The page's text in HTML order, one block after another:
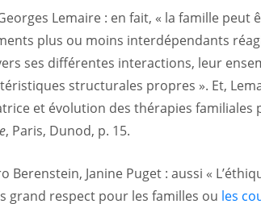
Lemaire : en fait, « la famille
plus ou moins interdépendants
ses différentes interactions, leur
structurales propres ». Et,
et évolution des thérapies familiales
, Paris, Dunod, p. 15.
Berenstein, Janine Puget : aussi «
grand respect pour les familles ou les